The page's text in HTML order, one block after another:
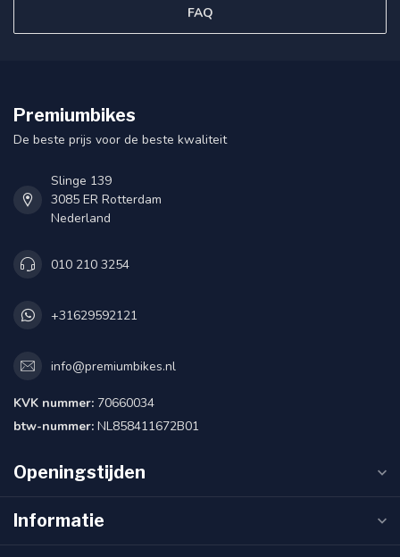
FAQ
Premiumbikes
De beste prijs voor de beste kwaliteit
Slinge 139
3085 ER Rotterdam
Nederland
010 210 3254
+31629592121
info@premiumbikes.nl
KVK nummer: 70660034
btw-nummer: NL858411672B01
Openingstijden
Informatie